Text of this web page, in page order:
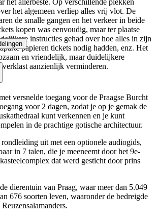
het allerbeste. Op verschillende plekken
het algemeen verliep alles vrij vlot. De
de smalle gangen en het verkeer in beide
kopen was eenvoudig, maar ter plaatse
instructies gehad over hoe alles in zijn
papieren tickets nodig hadden, enz. Het
en vriendelijk, maar duidelijkere
aanzienlijk verminderen.
versnelde toegang voor de Praagse Burcht
voor 2 dagen, zodat je op je gemak de
kunt verkennen en je kunt
in de prachtige gotische architectuur.
uit met een optionele audiogids,
in 7 talen, die je meeneemt door het 9e-
dat werd gesticht door prins
dierentuin van Praag, waar meer dan 5.049
676 soorten leven, waaronder de bedreigde